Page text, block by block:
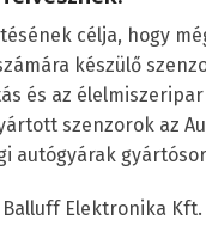
célja, hogy
készülő
és az
szenzorok az
autógyárak
Balluff Elektronika